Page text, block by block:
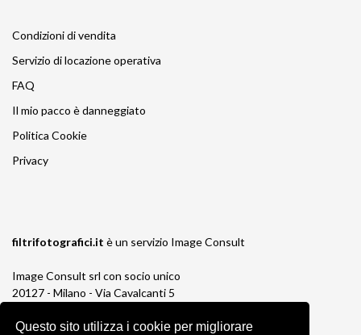
Questo sito utilizza i cookie per migliorare
Condizioni di vendita
Servizio di locazione operativa
FAQ
Il mio pacco è danneggiato
Politica Cookie
Privacy
filtrifotografici.it è un servizio Image Consult
Image Consult srl con socio unico
20127 - Milano - Via Cavalcanti 5
P.IVA e C.F. 03383650961